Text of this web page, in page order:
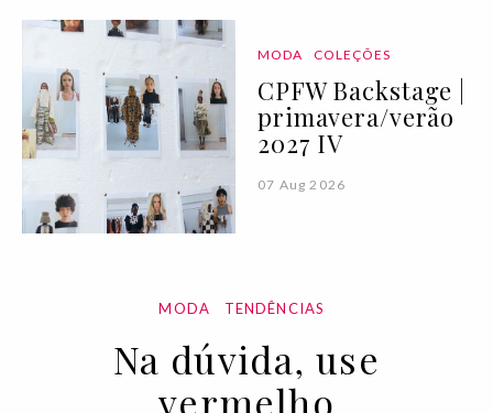
MODA COLEÇÕES
CPFW Backstage |
primavera/verão
2027 IV
07 Aug 2026
MODA TENDÊNCIAS
Na dúvida, use
vermelho